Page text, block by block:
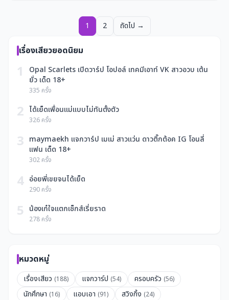
1 2 ถัดไป →
เรื่องเสียวยอดนิยม
1
Opal Scarlets เปิดวาร์ป โอปอล์ เทคมีเอาท์ VK สาวอวบ เต้น
ยั่ว เด็ด 18+
335 ครั้ง
2 ได้เย็ดเพื่อนแม่แบบไม่ทันตั้งตัว
326 ครั้ง
3 maymaekh แจกวาร์ป เมเม่ สาวแว่น ดาวติ๊กต้อค IG โอนลี่
แฟน เด็ด 18+
302 ครั้ง
4 อ่อยพี่เขยจนได้เย็ด
290 ครั้ง
5 น้องเก๋ใจแตกเซ็กส์เรี่ยราด
278 ครั้ง
หมวดหมู่
เรื่องเสียว (188) แจกวาร์ป (54) ครอบครัว (56)
นักศึกษา (16) แอบเอา (91) สวิงกิ้ง (24)